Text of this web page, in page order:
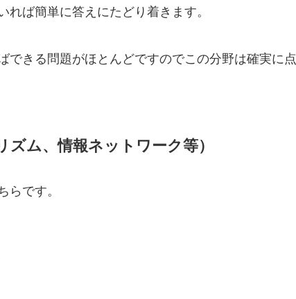
ば簡単に答えにたどり着きます。
きる問題がほとんどですのでこの分野は確実に点
ム、情報ネットワーク等）
です。